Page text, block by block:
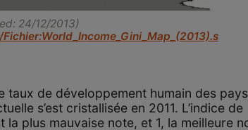
24/12/2013)
de développement humain des
s’est cristallisée en 2011. L’indice de
la plus mauvaise note, et 1, la meilleure